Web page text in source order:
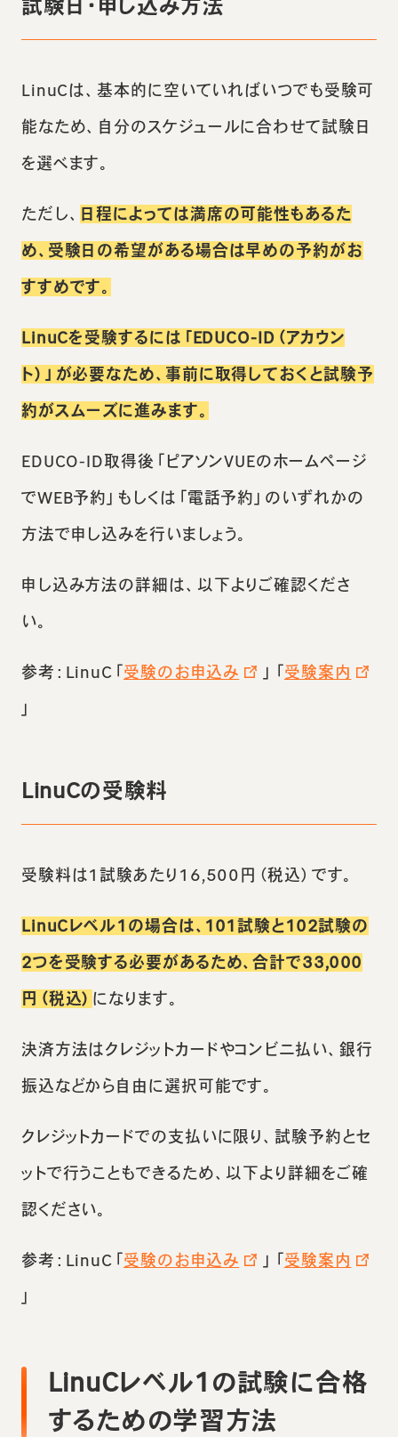
試験日・申し込み方法
LinuCは、基本的に空いていればいつでも受験可
能なため、自分のスケジュールに合わせて試験日
を選べます。
ただし、 日程によっては満席の可能性もあるた
め、受験日の希望がある場合は早めの予約がお
すすめです。
LinuCを受験するには「EDUCO-ID（アカウン
ト）」が必要なため、事前に取得しておくと試験予
約がスムーズに進みます。
EDUCO-ID取得後「ピアソンVUEのホームページ
でWEB予約」もしくは「電話予約」のいずれかの
方法で申し込みを行いましょう。
申し込み方法の詳細は、以下よりご確認くださ
い。
参考：LinuC「 受験のお申込み 」「 受験案内
」
LinuCの受験料
受験料は1試験あたり16,500円（税込）です。
LinuCレベル1の場合は、101試験と102試験の
2つを受験する必要があるため、合計で33,000
円（税込） になります。
決済方法はクレジットカードやコンビニ払い、銀行
振込などから自由に選択可能です。
クレジットカードでの支払いに限り、試験予約とセ
ットで行うこともできるため、以下より詳細をご確
認ください。
参考：LinuC「 受験のお申込み 」「 受験案内
」
LinuCレベル1の試験に合格
するための学習方法